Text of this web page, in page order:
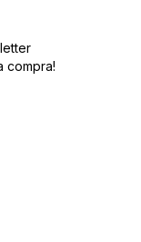
compra!